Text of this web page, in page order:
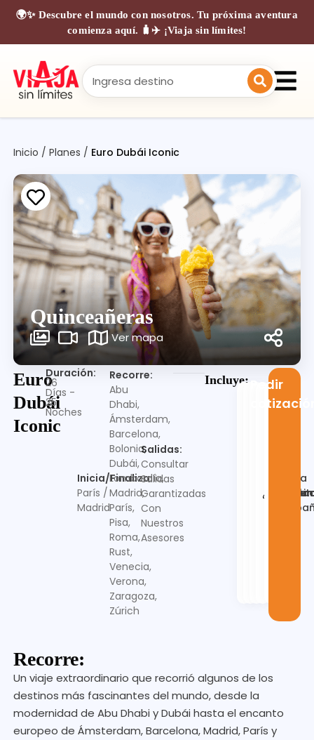
🌍✨ Descubre el mundo con nosotros. Tu próxima aventura
comienza aquí. 🧳✈️ ¡Viaja sin límites!
Inicio /Planes / Euro Dubái Iconic
Quinceañeras
Ver mapa
Euro
Dubái
Iconic
Duración:
26
Días -
25
Noches
Inicia/Finaliza:
París /
Madrid
Recorre:
Abu
Dhabi,
Ámsterdam,
Barcelona,
Bolonia,
Dubái,
Lombardía,
Madrid,
París,
Pisa,
Roma,
Rust,
Venecia,
Verona,
Zaragoza,
Zúrich
Salidas:
Consultar
Salidas
Garantizadas
Con
Nuestros
Asesores
Incluye:
Guia
Pedir
Recorre:
Un viaje extraordinario que recorrió algunos de los
destinos más fascinantes del mundo, desde la
modernidad de Abu Dhabi y Dubái hasta el encanto
europeo de Ámsterdam, Barcelona, Madrid, París y